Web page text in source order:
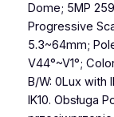
Dome; 5MP
Progressive
5.3~64mm;
V44°~V1°;
B/W: 0Lux with
IK10. Obsługa